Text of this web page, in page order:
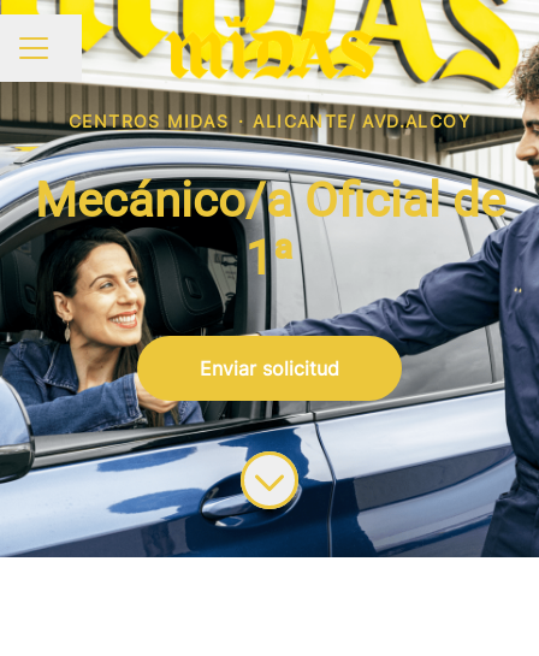
MENÚ DE EMPLEO
Compartir página
CENTROS MIDAS · ALICANTE/ AVD.ALCOY
Mecánico/a Oficial de
1ª
Enviar solicitud